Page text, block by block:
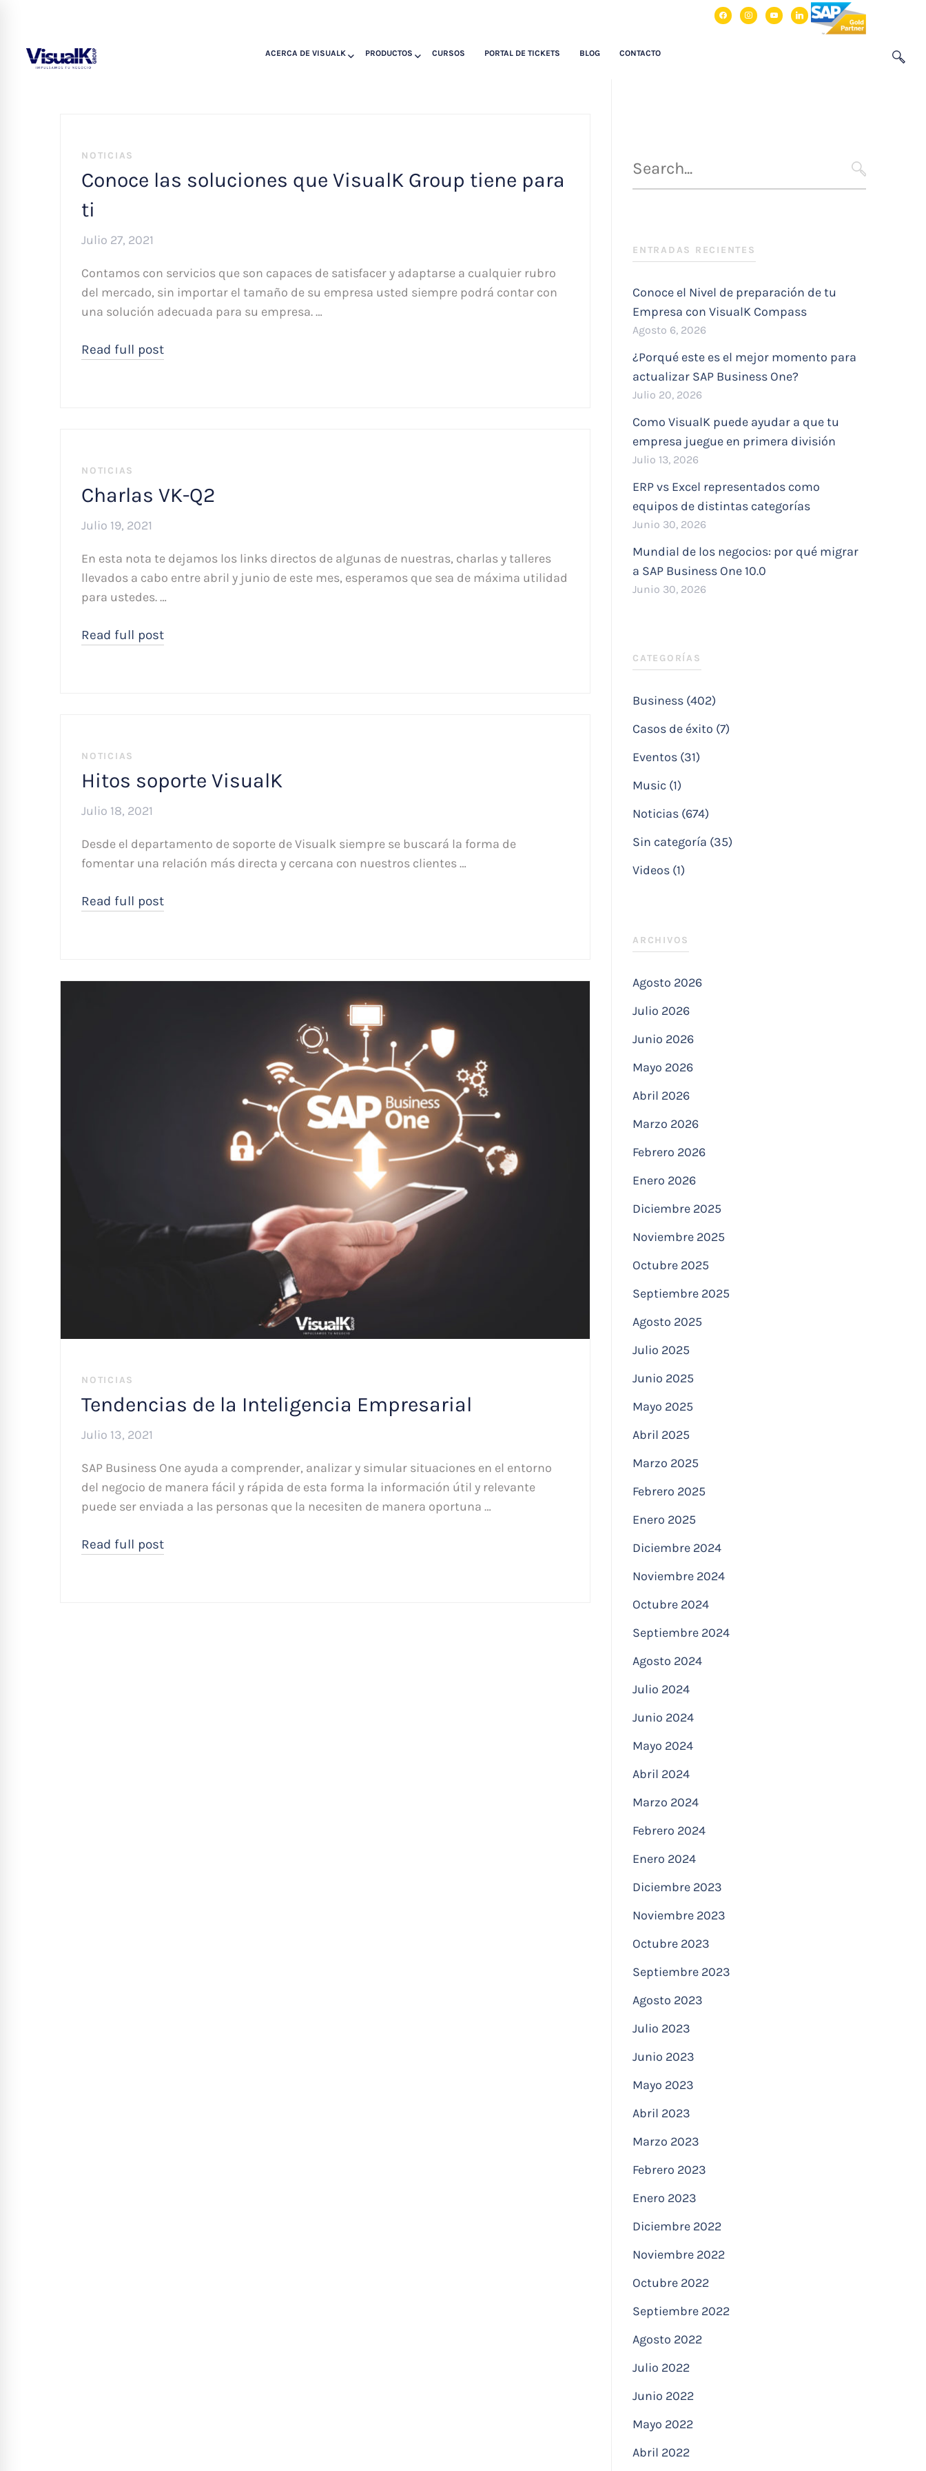
facebookinstagram
youtubelinkedin
ACERCA DE VISUALK PRODUCTOS CURSOS PORTAL DE TICKETS BLOG CONTACTO
NOTICIAS
Conoce las soluciones que VisualK Group tiene para
ti
Julio 27, 2021
Contamos con servicios que son capaces de satisfacer y adaptarse a cualquier rubro
del mercado, sin importar el tamaño de su empresa usted siempre podrá contar con
una solución adecuada para su empresa. …
Read full post
NOTICIAS
Charlas VK-Q2
Julio 19, 2021
En esta nota te dejamos los links directos de algunas de nuestras, charlas y talleres
llevados a cabo entre abril y junio de este mes, esperamos que sea de máxima utilidad
para ustedes. …
Read full post
NOTICIAS
Hitos soporte VisualK
Julio 18, 2021
Desde el departamento de soporte de Visualk siempre se buscará la forma de
fomentar una relación más directa y cercana con nuestros clientes …
Read full post
NOTICIAS
Tendencias de la Inteligencia Empresarial
Julio 13, 2021
SAP Business One ayuda a comprender, analizar y simular situaciones en el entorno
del negocio de manera fácil y rápida de esta forma la información útil y relevante
puede ser enviada a las personas que la necesiten de manera oportuna …
Read full post
para
SEARCH
ENTRADAS RECIENTES
Conoce el Nivel de preparación de tu
Empresa con VisualK Compass
Agosto 6, 2026
¿Porqué este es el mejor momento para
actualizar SAP Business One?
Julio 20, 2026
Como VisualK puede ayudar a que tu
empresa juegue en primera división
Julio 13, 2026
ERP vs Excel representados como
equipos de distintas categorías
Junio 30, 2026
Mundial de los negocios: por qué migrar
a SAP Business One 10.0
Junio 30, 2026
CATEGORÍAS
Business (402)
Casos de éxito (7)
Eventos (31)
Music (1)
Noticias (674)
Sin categoría (35)
Videos (1)
ARCHIVOS
Agosto 2026
Julio 2026
Junio 2026
Mayo 2026
Abril 2026
Marzo 2026
Febrero 2026
Enero 2026
Diciembre 2025
Noviembre 2025
Octubre 2025
Septiembre 2025
Agosto 2025
Julio 2025
Junio 2025
Mayo 2025
Abril 2025
Marzo 2025
Febrero 2025
Enero 2025
Diciembre 2024
Noviembre 2024
Octubre 2024
Septiembre 2024
Agosto 2024
Julio 2024
Junio 2024
Mayo 2024
Abril 2024
Marzo 2024
Febrero 2024
Enero 2024
Diciembre 2023
Noviembre 2023
Octubre 2023
Septiembre 2023
Agosto 2023
Julio 2023
Junio 2023
Mayo 2023
Abril 2023
Marzo 2023
Febrero 2023
Enero 2023
Diciembre 2022
Noviembre 2022
Octubre 2022
Septiembre 2022
Agosto 2022
Julio 2022
Junio 2022
Mayo 2022
Abril 2022